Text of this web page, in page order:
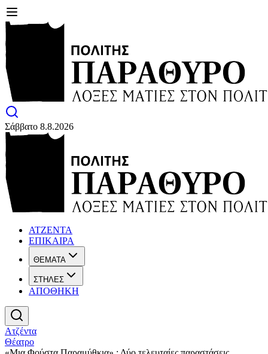
Σάββατο 8.8.2026
ΑΤΖΕΝΤΑ
ΕΠΙΚΑΙΡΑ
ΘΕΜΑΤΑ
ΣΤΗΛΕΣ
ΑΠΟΘΗΚΗ
Ατζέντα
Θέατρο